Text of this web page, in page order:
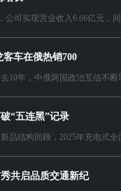
司实现营业收入6.66亿元，同
车在俄热销700
年，中俄两国政治互信不断
“五连黑”记录
结构回顾，2025年充电式全
共启品质交通新纪